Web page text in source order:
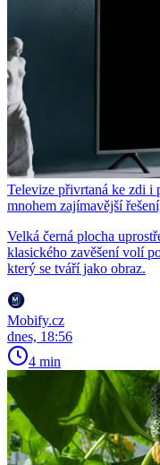
Televize přivrtaná ke zdi i
mnohem zajímavější
Velká černá plocha
klasického zavěšení volí
který se tváří jako obraz.
Mobify.cz
dnes, 18:56
4 min